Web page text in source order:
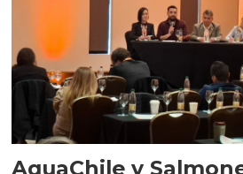
AquaChile y